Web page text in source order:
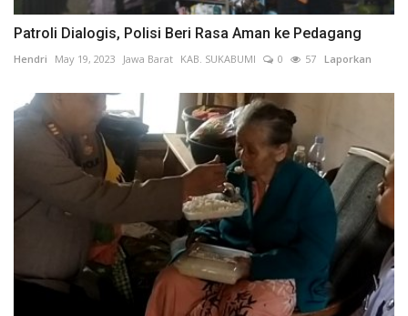
Patroli Dialogis, Polisi Beri Rasa Aman ke Pedagang
Hendri May 19, 2023 Jawa Barat KAB. SUKABUMI 0 57 Laporkan